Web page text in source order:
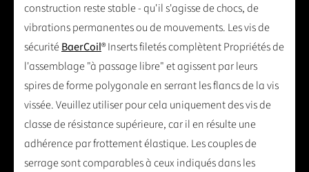
construction reste stable - qu'il s'agisse de chocs, de
vibrations permanentes ou de mouvements. Les vis de
sécuritéBaerCoil® Inserts filetés complètent Propriétés de
l'assemblage "à passage libre" et agissent par leurs
spires de forme polygonale en serrant les flancs de la vis
vissée. Veuillez utiliser pour cela uniquement des vis de
classe de résistance supérieure, car il en résulte une
adhérence par frottement élastique. Les couples de
serrage sont comparables à ceux indiqués dans les